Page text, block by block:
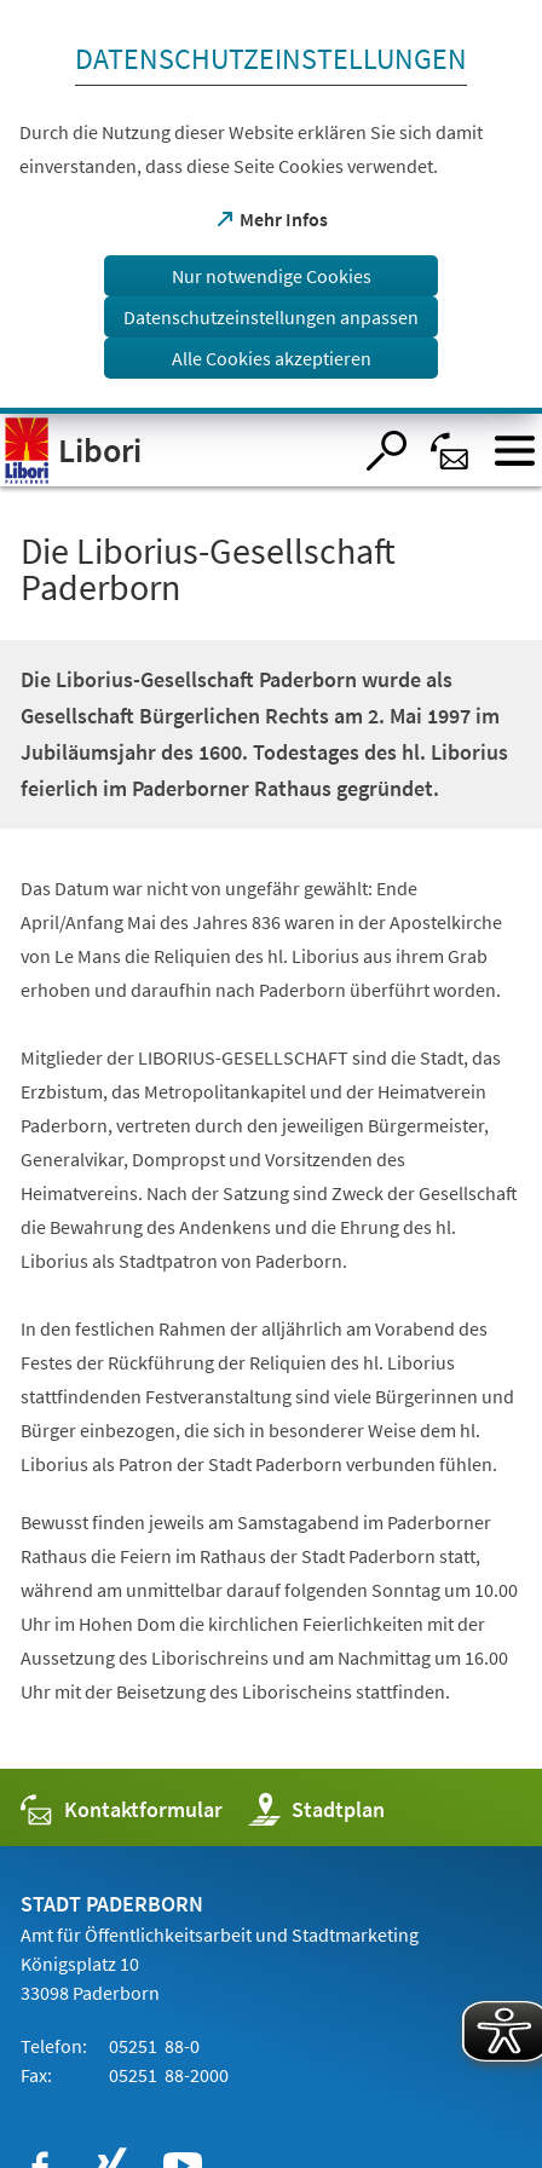
Visuelle
Assistenzsoftware
öffnen.
DATENSCHUTZEINSTELLUNGEN
Durch die Nutzung dieser Website erklären Sie sich damit
einverstanden, dass diese Seite Cookies verwendet.
Mehr Infos
(Öffnet
einem
Tab)
Nur notwendige Cookies
Datenschutzeinstellungen anpassen
Alle Cookies akzeptieren
Libori
Die Liborius-Gesellschaft
Paderborn
Die Liborius-Gesellschaft Paderborn wurde als
Gesellschaft Bürgerlichen Rechts am 2. Mai 1997 im
Jubiläumsjahr des 1600. Todestages des hl. Liborius
feierlich im Paderborner Rathaus gegründet.
Das Datum war nicht von ungefähr gewählt: Ende
April/Anfang Mai des Jahres 836 waren in der Apostelkirche
von Le Mans die Reliquien des hl. Liborius aus ihrem Grab
erhoben und daraufhin nach Paderborn überführt worden.
Mitglieder der LIBORIUS-GESELLSCHAFT sind die Stadt, das
Erzbistum, das Metropolitankapitel und der Heimatverein
Paderborn, vertreten durch den jeweiligen Bürgermeister,
Generalvikar, Dompropst und Vorsitzenden des
Heimatvereins. Nach der Satzung sind Zweck der Gesellschaft
die Bewahrung des Andenkens und die Ehrung des hl.
Liborius als Stadtpatron von Paderborn.
In den festlichen Rahmen der alljährlich am Vorabend des
Festes der Rückführung der Reliquien des hl. Liborius
stattfindenden Festveranstaltung sind viele Bürgerinnen und
Bürger einbezogen, die sich in besonderer Weise dem hl.
Liborius als Patron der Stadt Paderborn verbunden fühlen.
Bewusst finden jeweils am Samstagabend im Paderborner
Rathaus die Feiern im Rathaus der Stadt Paderborn statt,
während am unmittelbar darauf folgenden Sonntag um 10.00
Uhr im Hohen Dom die kirchlichen Feierlichkeiten mit der
Aussetzung des Liborischreins und am Nachmittag um 16.00
Uhr mit der Beisetzung des Liborischeins stattfinden.
Kontaktformular Stadtplan
(Öffnet
in
einem
STADT PADERBORN
Amt für Öffentlichkeitsarbeit und Stadtmarketing
Königsplatz 10
33098 Paderborn
Telefon:
05251 88-0
Fax:
05251 88-2000